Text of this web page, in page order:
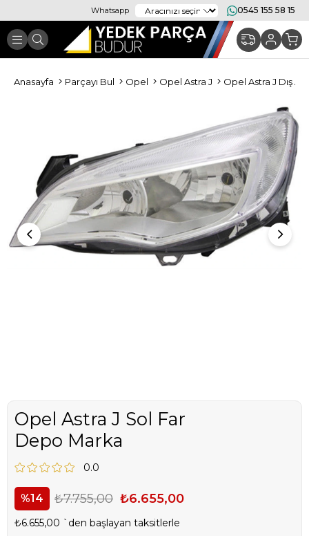
Whatsapp 0545 155 58 15
Anasayfa Parçayı Bul Opel Opel Astra J Opel Astra J Dış
Opel Astra J Sol Far
Depo Marka
0.0
14 ₺7.755,00 ₺6.655,00
₺6.655,00 `den başlayan taksitlerle